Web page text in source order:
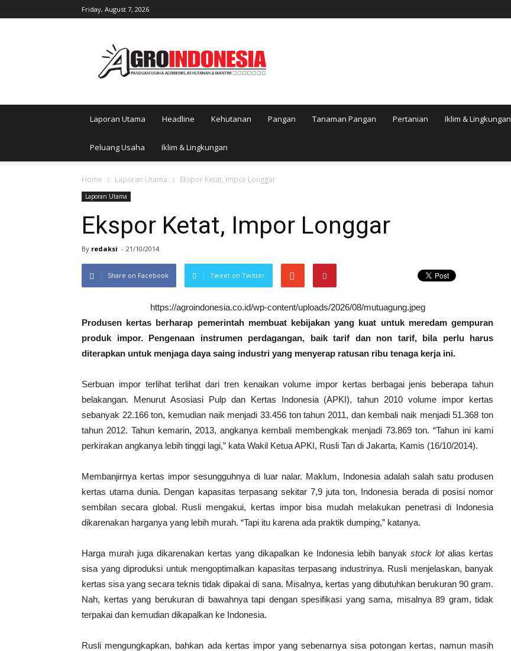
Friday, August 7, 2026
Laporan Utama Headline Kehutanan Pangan Tanaman Pangan Pertanian Iklim & Lingkungan
Peluang Usaha Iklim & Lingkungan
Home Laporan Utama Ekspor Ketat, Impor Longgar
Laporan Utama
Ekspor Ketat, Impor Longgar
By redaksi - 21/10/2014
Share on Facebook Tweet on Twitter
https://agroindonesia.co.id/wp-content/uploads/2026/08/mutuagung.jpeg
Produsen kertas berharap pemerintah membuat kebijakan yang kuat untuk meredam gempuran
produk impor. Pengenaan instrumen perdagangan, baik tarif dan non tarif, bila perlu harus
diterapkan untuk menjaga daya saing industri yang menyerap ratusan ribu tenaga kerja ini.
Serbuan impor terlihat terlihat dari tren kenaikan volume impor kertas berbagai jenis beberapa tahun
belakangan. Menurut Asosiasi Pulp dan Kertas Indonesia (APKI), tahun 2010 volume impor kertas
sebanyak 22.166 ton, kemudian naik menjadi 33.456 ton tahun 2011, dan kembali naik menjadi 51.368 ton
tahun 2012. Tahun kemarin, 2013, angkanya kembali membengkak menjadi 73.869 ton. “Tahun ini kami
perkirakan angkanya lebih tinggi lagi,” kata Wakil Ketua APKI, Rusli Tan di Jakarta, Kamis (16/10/2014).
Membanjirnya kertas impor sesungguhnya di luar nalar. Maklum, Indonesia adalah salah satu produsen
kertas utama dunia. Dengan kapasitas terpasang sekitar 7,9 juta ton, Indonesia berada di posisi nomor
sembilan secara global. Rusli mengakui, kertas impor bisa mudah melakukan penetrasi di Indonesia
dikarenakan harganya yang lebih murah. “Tapi itu karena ada praktik dumping,” katanya.
Harga murah juga dikarenakan kertas yang dikapalkan ke Indonesia lebih banyak stock lotalias kertas
sisa yang diproduksi untuk mengoptimalkan kapasitas terpasang industrinya. Rusli menjelaskan, banyak
kertas sisa yang secara teknis tidak dipakai di sana. Misalnya, kertas yang dibutuhkan berukuran 90 gram.
Nah, kertas yang berukuran di bawahnya tapi dengan spesifikasi yang sama, misalnya 89 gram, tidak
terpakai dan kemudian dikapalkan ke Indonesia.
Rusli mengungkapkan, bahkan ada kertas impor yang sebenarnya sisa potongan kertas, namun masih